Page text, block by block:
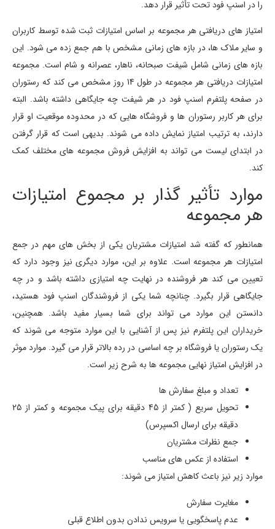
را در اسنپ فود تحت تأثیر قرار دهد.
امتیاز های دریافتی هر مجموعه بر اساس امتیازات ثبت شده توسط کاربران
و سایر ملاک ها، در بازه های زمانی مشخص با هم جمع زده می شود. این
بازه های زمانی شامل شیفت صبحانه، ناهار، عصرانه و شام است. مجموعه
امتیازات دریافتی هر مجموعه در طول 14 روز مشخص می کند که رستوران
در صفحه پلتفرم اسنپ فود در هر شیفت چه جایگاهی داشته باشد. البته
برای هر کاربر رستوران ها و فروشگاه هایی که در محدوده موقعیت او قرار
دارند، به ترتیب امتیاز نمایش داده می شوند. بدیهی است که قرار گرفتن
در ابتدای لیست می تواند به افزایش فروش مجموعه های مختلف کمک
کند.
موارد تأثیر گذار بر مجموع امتیازات
هر مجموعه
همانطور که گفته شد امتیازات مشتریان یکی از بخش های مهم در جمع
امتیازات هر مجموعه است. علاوه بر این، موارد دیگری نیز وجود دارد که
تعیین می کند هر فروشنده در نهایت چه امتیازی داشته باشد و در چه
جایگاهی قرار بگیرد. چنانچه شما یکی از فروشندگان اسنپ فود هستید،
دانستن این موارد می تواند برای شما بسیار مفید باشد. همچنین،
خریداران این پلتفرم نیز پس از آشنایی با این موارد متوجه می شوند که
یک رستوران یا فروشگاه بر چه اساسی در رده بالاتر قرار می گیرد. موارد موثر
در افزایش امتیاز نهایی مجموعه ها به شرح زیر است.
تعداد و مبلغ سفارش ها
تحویل سریع ( کمتر از 45 دقیقه برای پیک مجموعه و کمتر از 25
دقیقه برای ارسال اکسپرس)
جمع نظرات مشتریان
استفاده از عکس های مناسب
موارد زیر نیز باعث کاهش امتیاز می شوند:
مغایرت سفارش
عدم پاسخگویی یا سرویس ندادن بدون اطلاع قبلی